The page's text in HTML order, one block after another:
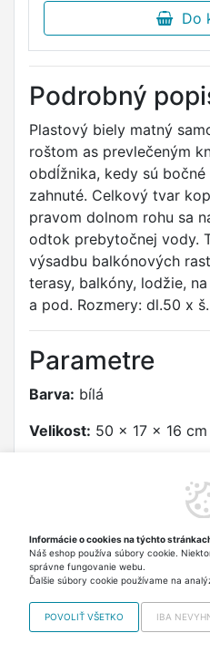
Do
Podrobný
Plastový biely matný
roštom as prevlečeným
obdĺžnika, kedy sú
zahnuté. Celkový tvar
pravom dolnom rohu sa
odtok prebytočnej vody.
výsadbu balkónových
terasy, balkóny, lodžie,
a pod. Rozmery: dl.50 x
Parametre
Barva: bílá
Velikost: 50 x 17 x 16 cm
Materiál:plast
Copyright ©
Informácie o cookies na týchto
Náš eshop používa súbory cookie.
správne fungovanie webu.
Ďalšie súbory cookie používame na
POVOLIŤ VŠETKO IBA